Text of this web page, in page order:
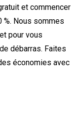
et commencer
%. Nous sommes
pour vous
débarras. Faites
économies avec